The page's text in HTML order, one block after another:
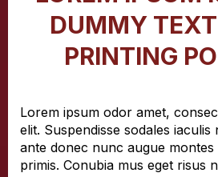
DUMMY
PRINTING
Lorem ipsum odor amet,
elit. Suspendisse sodales iaculis
ante donec nunc augue
primis. Conubia mus eget risus